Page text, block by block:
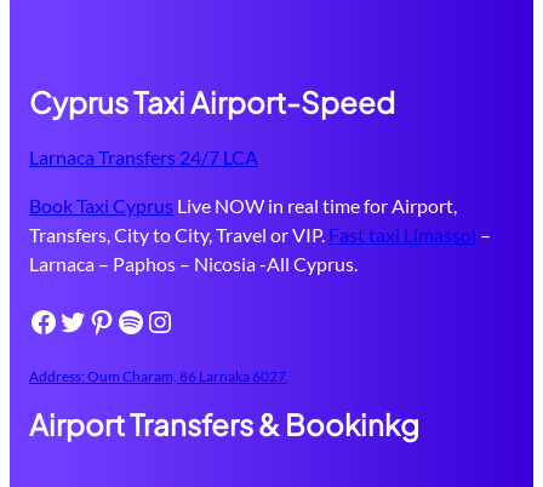
Cyprus Taxi Airport-Speed
Larnaca Transfers 24/7 LCA
Book Taxi Cyprus Live NOW in real time for Airport,
Transfers, City to City, Travel or VIP. Fast taxi Limassol –
Larnaca – Paphos – Nicosia -All Cyprus.
Facebook Twitter Pinterest Spotify Instagram
Address: Oum Charam, 86 ​Larnaka​ 6027
Airport Transfers & Bookinkg